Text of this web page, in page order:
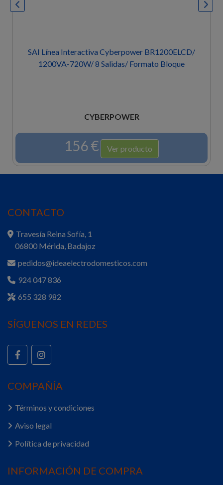
SAI Línea Interactiva Cyberpower BR700ELCD/ 700VA-
420W/ 8 Salidas/ Formato Bloque
CYBERPOWER
92 € Ver producto
CONTACTO
Travesía Reina Sofía, 1
06800 Mérida, Badajoz
pedidos@ideaelectrodomesticos.com
924 047 836
655 328 982
SÍGUENOS EN REDES
COMPAÑÍA
Términos y condiciones
Aviso legal
Política de privacidad
INFORMACIÓN DE COMPRA